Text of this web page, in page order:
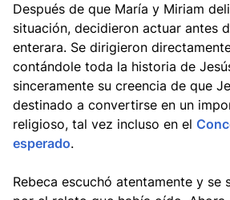
Después de que María y Miriam
situación, decidieron actuar antes
enterara. Se dirigieron
contándole toda la historia de
sinceramente su creencia de que
destinado a convertirse en un
religioso, tal vez incluso en el
esperado.
Rebeca escuchó atentamente y se